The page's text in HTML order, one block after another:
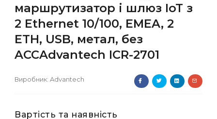
маршрутизатор і шлюз IoT з
2 Ethernet 10/100, EMEA, 2
ETH, USB, метал, без
ACCAdvantech ICR-2701
Виробник: Advantech
Вартість та наявність